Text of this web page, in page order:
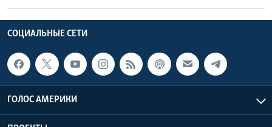
СОЦИАЛЬНЫЕ СЕТИ
ГОЛОС АМЕРИКИ